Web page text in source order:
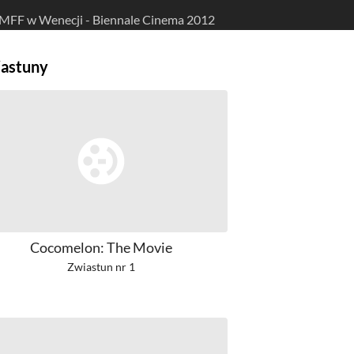
w Wenecji - Biennale Cinema 2012
Cocomelon: The Movie
Zwiastun nr 1